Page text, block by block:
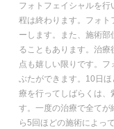
フォトフェイシャルを
程は終わります。フォ
ーします。また、施術
ることもあります。治
点も嬉しい限りです。
ぶたができます。10日
療を行ってしばらくは、
す。一度の治療で全て
ら5回ほどの施術によっ